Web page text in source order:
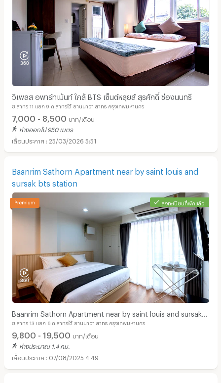
วีเพลส อพาร์ทเม้นท์ ใกล้ BTS เซ็นต์หลุยส์ สุรศักดิ์ ช่องนนทรี
ซ.สาทร 11 แยก 9 ถ.สาทรใต้ ยานนาวา สาทร กรุงเทพมหานคร
7,000 - 8,500 บาท/เดือน
ห่างออกไป 950 เมตร
25/03/2026 5:51
Baanrim Sathorn Apartment near by saint louis and
sursak bts station
ลงทะเบียนที่พักแล้ว
Baanrim Sathorn Apartment near by saint louis and sursak
bts station
ซ.สาทร 13 แยก 6 ถ.สาทรใต้ ยานนาวา สาทร กรุงเทพมหานคร
9,800 - 19,500 บาท/เดือน
ห่างประมาณ 1.4 กม.
07/08/2025 4:49